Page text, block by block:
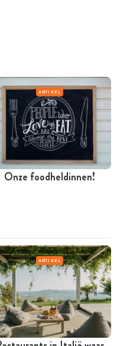
ARTIKEL
Onze foodheldinnen!
ARTIKEL